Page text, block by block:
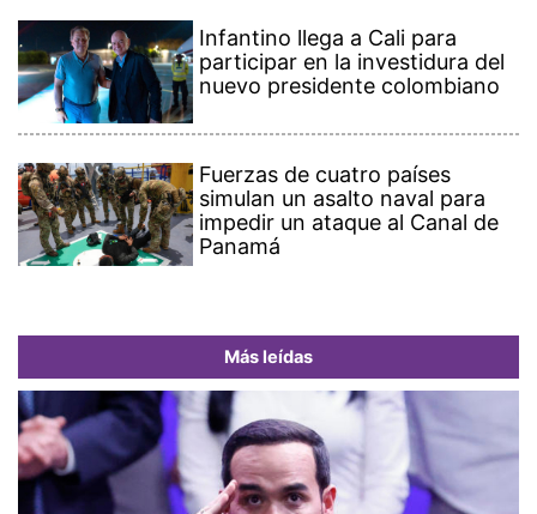
Infantino llega a Cali para
participar en la investidura del
nuevo presidente colombiano
Fuerzas de cuatro países
simulan un asalto naval para
impedir un ataque al Canal de
Panamá
Más leídas